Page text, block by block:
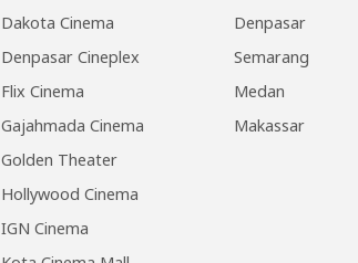
Dakota Cinema
Denpasar Cineplex
Flix Cinema
Gajahmada Cinema
Golden Theater
Hollywood Cinema
IGN Cinema
Denpasar
Semarang
Medan
Makassar